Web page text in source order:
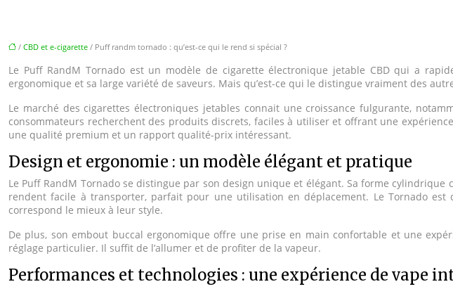
/ CBD et e-cigarette / Puff randm tornado : qu’est-ce qui le rend si spécial ?
Le Puff RandM Tornado est un modèle de cigarette électronique jetable CBD qui a
ergonomique et sa large variété de saveurs. Mais qu’est-ce qui le distingue vraiment des
Le marché des cigarettes électroniques jetables connait une croissance fulgurante,
consommateurs recherchent des produits discrets, faciles à utiliser et offrant une
une qualité premium et un rapport qualité-prix intéressant.
Design et ergonomie : un modèle élégant et pratique
Le Puff RandM Tornado se distingue par son design unique et élégant. Sa forme
rendent facile à transporter, parfait pour une utilisation en déplacement. Le Tornado
correspond le mieux à leur style.
De plus, son embout buccal ergonomique offre une prise en main confortable et une
réglage particulier. Il suffit de l’allumer et de profiter de la vapeur.
Performances et technologies : une expérience de vape